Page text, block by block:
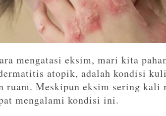
mengatasi eksim, mari kita
atopik, adalah kondisi
ruam. Meskipun eksim sering kali
mengalami kondisi ini.